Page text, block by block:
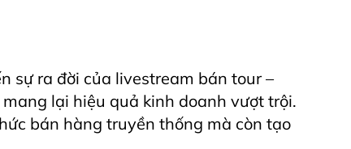
sự ra đời của livestream bán tour –
lại hiệu quả kinh doanh vượt trội.
bán hàng truyền thống mà còn tạo